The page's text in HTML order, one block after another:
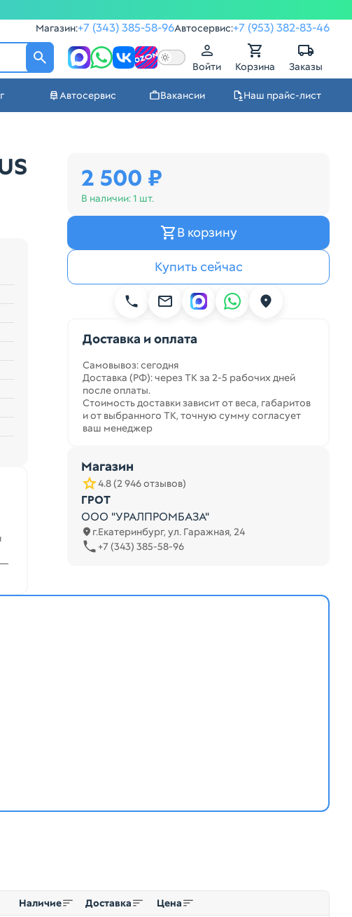
Магазин:+7 (343) 385-58-96Автосервис:+7 (953) 382-83-46
Войти Корзина Заказы
Автосервис Вакансии Наш прайс-лист
—
2 500 ₽
В наличии:1 шт.
В корзину
Купить сейчас
Доставка и оплата
Самовывоз: сегодня
Доставка (РФ): через ТК за 2-5 рабочих дней
после оплаты.
Стоимость доставки зависит от веса, габаритов
и от выбранного ТК, точную сумму согласует
ваш менеджер
Магазин
4.8 (2 946 отзывов)
ГРОТ
ООО "УРАЛПРОМБАЗА"
г.Екатеринбург, ул. Гаражная, 24
+7 (343) 385-58-96
Наличие Доставка Цена